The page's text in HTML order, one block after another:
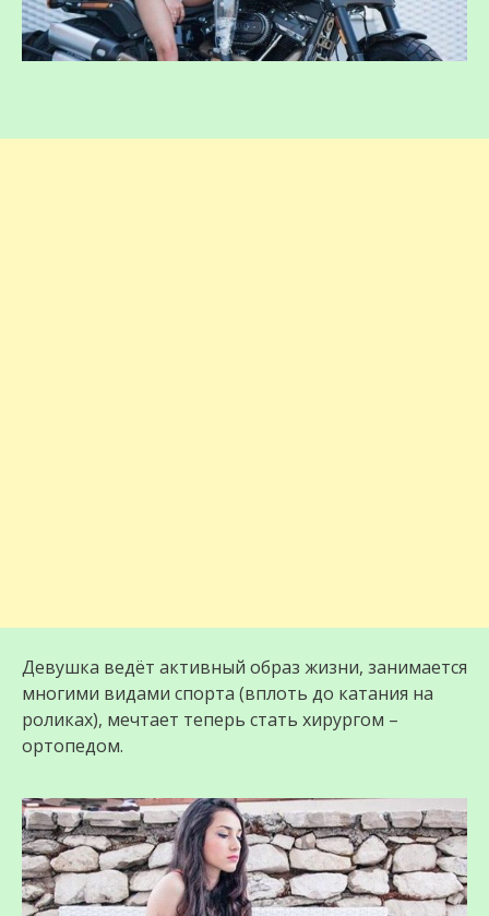
Девушка ведёт активный образ жизни, занимается
многими видами спорта (вплоть до катания на
роликах), мечтает теперь стать хирургом –
ортопедом.